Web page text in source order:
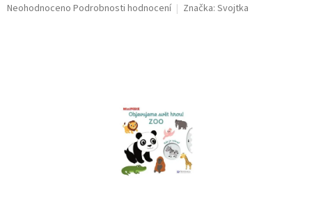
Průměrné
Neohodnoceno Podrobnosti hodnocení Značka: Svojtka